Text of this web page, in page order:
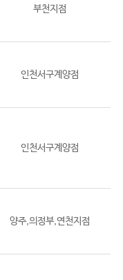
부천지점
인천서구계양점
인천서구계양점
양주,의정부,연천지점